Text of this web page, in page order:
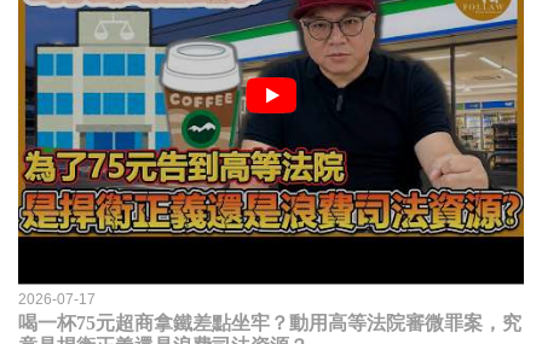
2026-07-17
喝一杯75元超商拿鐵差點坐牢？動用高等法院審微罪案，究